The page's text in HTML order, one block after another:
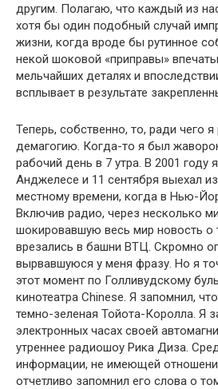
другим. Полагаю, что каждый из
хотя бы один подобный случай
жизни, когда вроде бы рутинное
некой шоковой «приправы»
мельчайших деталях и
всплывает в результате
Теперь, собственно, то, ради чего
демагогию. Когда-то я был
рабочий день в 7 утра. В 2001
Анджелесе и 11 сентября выехал
местному времени, когда в Нью-
Включив радио, через несколько
шокировавшую весь мир новость о
врезались в башни ВТЦ. Скромно
вырвавшуюся у меня фразу. Но я
этот момент по Голливудскому
кинотеатра Chinese. Я запомнил,
темно-зеленая Тойота-Королла. Я
электронных часах своей
утреннее радиошоу Рика Диза.
информации, не имеющей
отчетливо запомнил его слова о